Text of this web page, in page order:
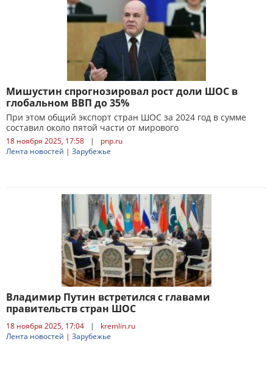
Мишустин спрогнозировал рост доли ШОС в
глобальном ВВП до 35%
При этом общий экспорт стран ШОС за 2024 год в сумме
составил около пятой части от мирового
18 ноября 2025, 17:58 |
pnp.ru
Лента новостей | Зарубежье
Владимир Путин встретился с главами
правительств стран ШОС
18 ноября 2025, 17:04 |
kremlin.ru
Лента новостей | Зарубежье